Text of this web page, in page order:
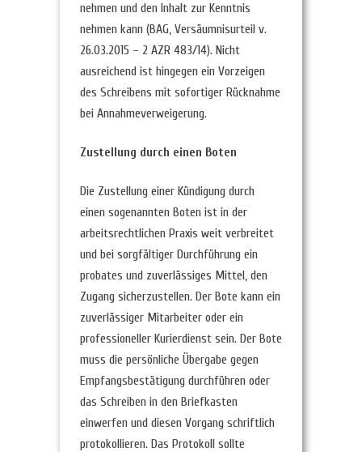
nehmen und den Inhalt zur Kenntnis
nehmen kann (BAG, Versäumnisurteil v.
26.03.2015 – 2 AZR 483/14). Nicht
ausreichend ist hingegen ein Vorzeigen
des Schreibens mit sofortiger Rücknahme
bei Annahmeverweigerung.
Zustellung durch einen Boten
Die Zustellung einer Kündigung durch
einen sogenannten Boten ist in der
arbeitsrechtlichen Praxis weit verbreitet
und bei sorgfältiger Durchführung ein
probates und zuverlässiges Mittel, den
Zugang sicherzustellen. Der Bote kann ein
zuverlässiger Mitarbeiter oder ein
professioneller Kurierdienst sein. Der Bote
muss die persönliche Übergabe gegen
Empfangsbestätigung durchführen oder
das Schreiben in den Briefkasten
einwerfen und diesen Vorgang schriftlich
protokollieren. Das Protokoll sollte